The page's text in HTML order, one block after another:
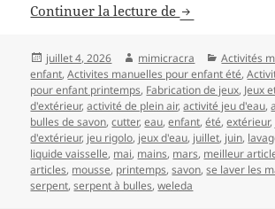
Continuer la lecture de Jeux d’eau:
Publié
le
juillet 4, 2026 Auteur
mimicracra Catégories
Activités
enfant,Activites manuelles pour enfant été,
pour enfant printemps, Fabrication de jeux, Jeux
d'extérieur,activité de plein air,activité jeu d'eau,
bulles de savon,cutter,eau,enfant,été,extérieur,
d'extérieur, jeu rigolo, jeux d'eau, juillet, juin,
liquide vaisselle, mai, mains, mars, meilleur
articles, mousse, printemps,savon,se laver les
serpent,serpent à bulles,weleda